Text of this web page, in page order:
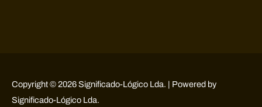
Copyright © 2026 Significado-Lógico Lda. | Powered by
Significado-Lógico Lda.